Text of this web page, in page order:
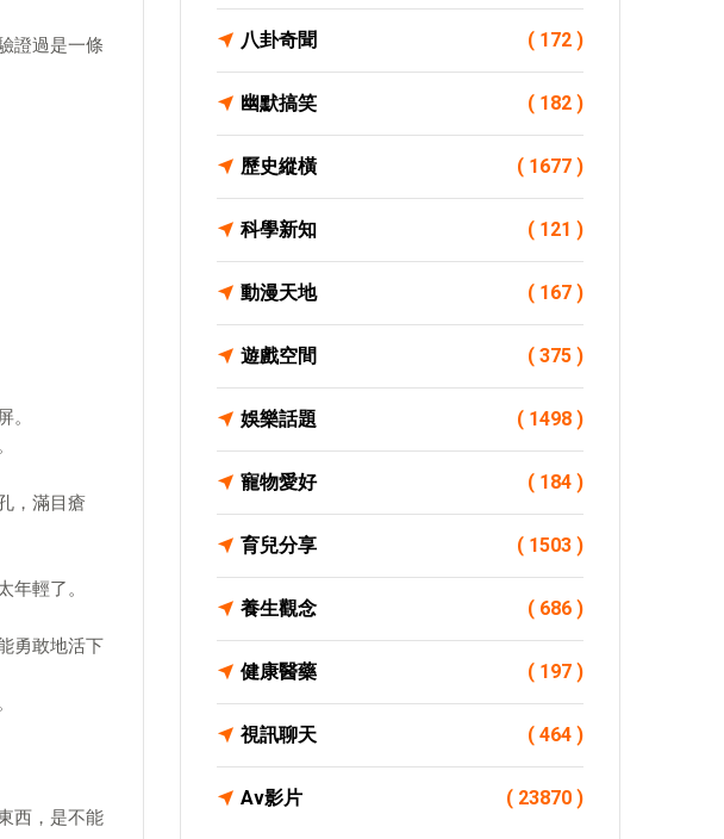
證過是一條
。
，滿目瘡
輕了。
勇敢地活下
西，是不能
八卦奇聞 ( 172 )
幽默搞笑 ( 182 )
歷史縱橫 ( 1677 )
科學新知 ( 121 )
動漫天地 ( 167 )
遊戲空間 ( 375 )
娛樂話題 ( 1498 )
寵物愛好 ( 184 )
育兒分享 ( 1503 )
養生觀念 ( 686 )
健康醫藥 ( 197 )
視訊聊天 ( 464 )
Av影片 ( 23870 )